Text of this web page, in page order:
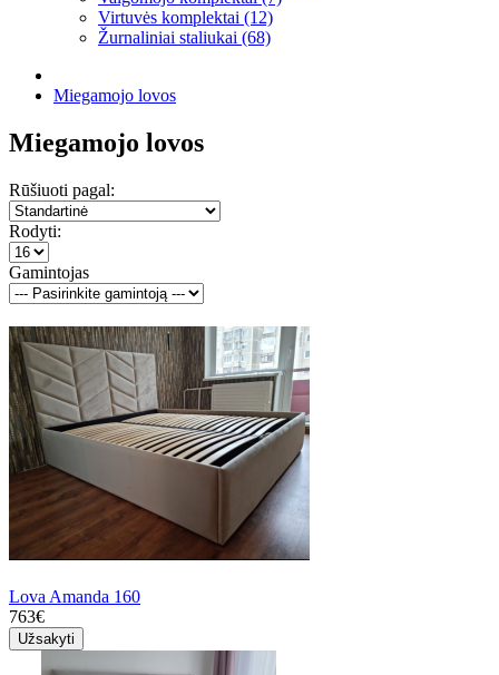
Virtuvės komplektai (12)
Žurnaliniai staliukai (68)
Miegamojo lovos
Miegamojo lovos
Rūšiuoti pagal:
Rodyti:
Gamintojas
Lova Amanda 160
763€
Užsakyti